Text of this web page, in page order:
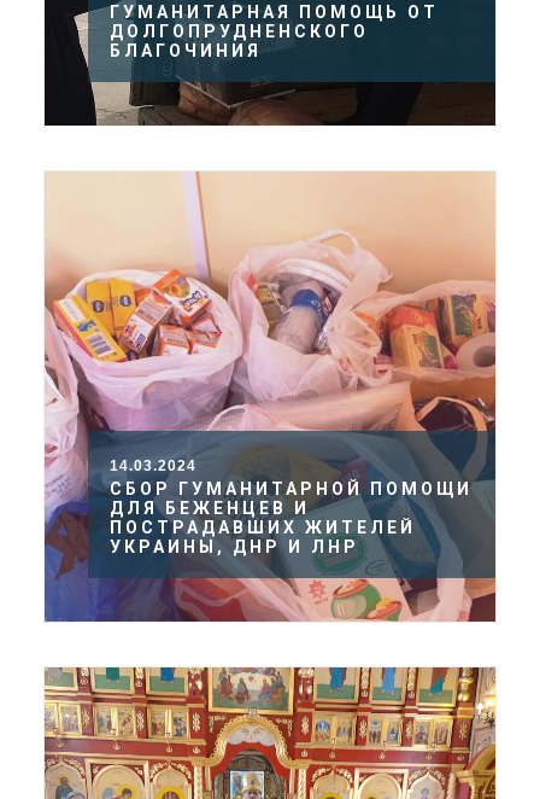
ГУМАНИТАРНАЯ ПОМОЩЬ ОТ
ДОЛГОПРУДНЕНСКОГО
БЛАГОЧИНИЯ
14.03.2024
СБОР ГУМАНИТАРНОЙ ПОМОЩИ
ДЛЯ БЕЖЕНЦЕВ И
ПОСТРАДАВШИХ ЖИТЕЛЕЙ
УКРАИНЫ, ДНР И ЛНР